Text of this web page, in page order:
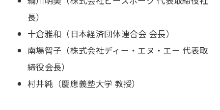
長）
十倉雅和（日本経済団体連合会 会長）
南場智子（株式会社ディー・エヌ・エー 代表取
締役会長）
村井純（慶應義塾大学 教授）